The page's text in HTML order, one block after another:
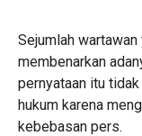
Sejumlah
membenarkan
pernyataan itu
hukum karena
kebebasan pers.